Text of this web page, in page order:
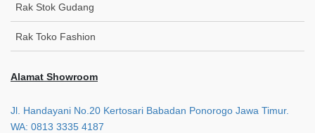
Rak Stok Gudang
Rak Toko Fashion
Alamat Showroom
Jl. Handayani No.20 Kertosari Babadan Ponorogo Jawa Timur.
WA: 0813 3335 4187